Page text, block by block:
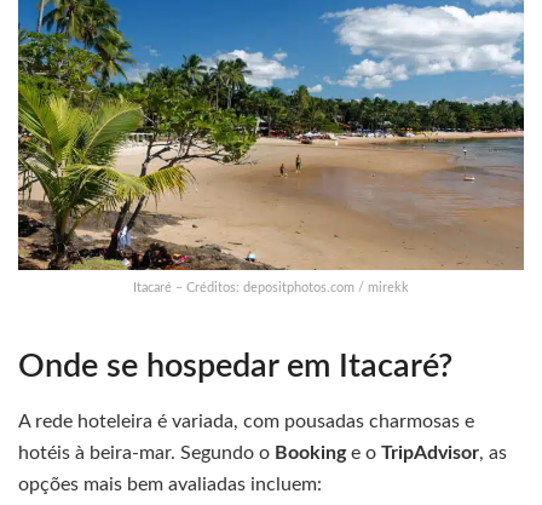
Itacaré – Créditos: depositphotos.com / mirekk
Onde se hospedar em Itacaré?
A rede hoteleira é variada, com pousadas charmosas e
hotéis à beira-mar. Segundo o Bookinge o TripAdvisor, as
opções mais bem avaliadas incluem: